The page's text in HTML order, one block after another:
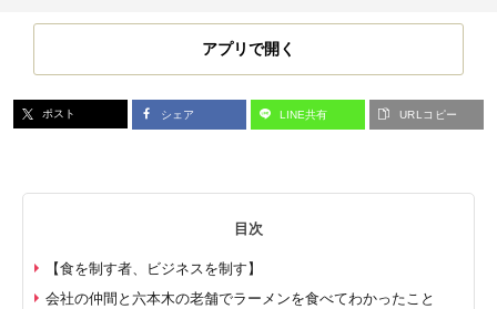
アプリで開く
ポスト シェア LINE共有 URLコピー
目次
【食を制す者、ビジネスを制す】
会社の仲間と六本木の老舗でラーメンを食べてわかったこと